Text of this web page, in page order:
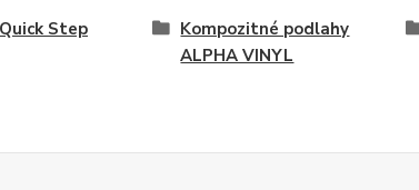
Step
Kompozitné podlahy
ALPHA VINYL